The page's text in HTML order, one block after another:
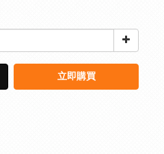
立即購買